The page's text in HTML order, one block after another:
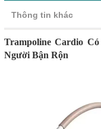
Thông tin khác
Trampoline Cardio
Người Bận Rộn